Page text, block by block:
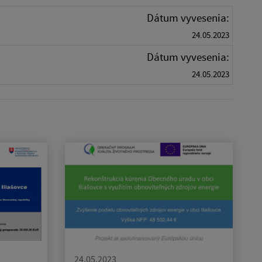
Dátum vyvesenia:
24.05.2023
Dátum vyvesenia:
24.05.2023
24.05.2023